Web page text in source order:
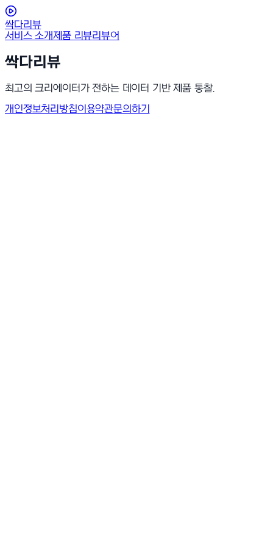
싹다리뷰
서비스 소개제품 리뷰리뷰어
싹다리뷰
최고의 크리에이터가 전하는 데이터 기반 제품 통찰.
개인정보처리방침이용약관문의하기